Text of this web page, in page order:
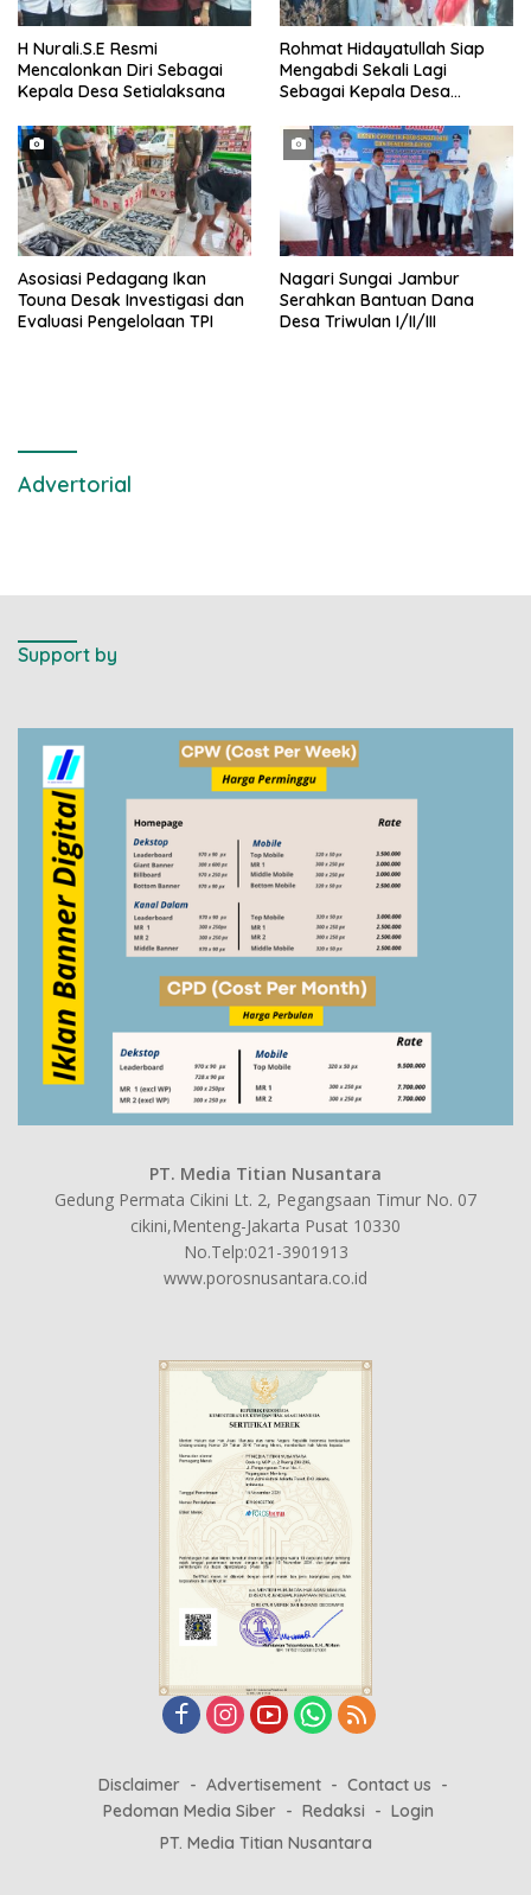
H Nurali.S.E Resmi
Mencalonkan Diri Sebagai
Kepala Desa Setialaksana
Rohmat Hidayatullah Siap
Mengabdi Sekali Lagi
Sebagai Kepala Desa
Asosiasi Pedagang Ikan
Touna Desak Investigasi dan
Evaluasi Pengelolaan TPI
Nagari Sungai Jambur
Serahkan Bantuan Dana
Desa Triwulan I/II/III
Advertorial
Support by
PT. Media Titian Nusantara
Gedung Permata Cikini Lt. 2, Pegangsaan Timur No. 07
cikini,Menteng-Jakarta Pusat 10330
No.Telp:021-3901913
www.porosnusantara.co.id
Disclaimer Advertisement
Contact us
Pedoman Media Siber
Redaksi
Login
PT. Media Titian Nusantara